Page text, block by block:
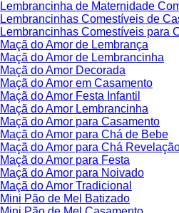
Lembrancinha de Maternidade
Lembrancinhas Comestíveis de
Lembrancinhas Comestíveis para
Maçã do Amor de Lembrança
Maçã do Amor de Lembrancinha
Maçã do Amor Decorada
Maçã do Amor em Casamento
Maçã do Amor Festa Infantil
Maçã do Amor Lembrancinha
Maçã do Amor para Casamento
Maçã do Amor para Chá de Bebe
Maçã do Amor para Chá
Maçã do Amor para Festa
Maçã do Amor para Noivado
Maçã do Amor Tradicional
Mini Pão de Mel Batizado